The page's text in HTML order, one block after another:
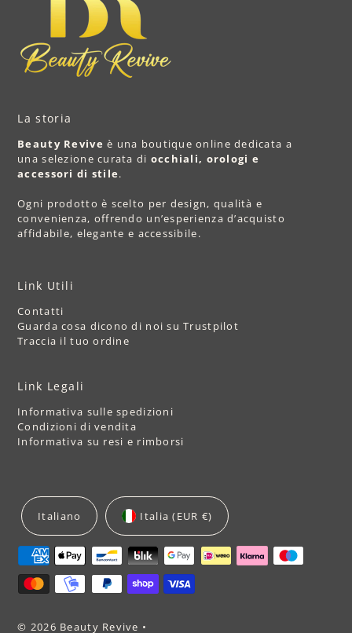
La storia
Beauty Revive è una boutique online dedicata a
una selezione curata di occhiali, orologi e
accessori di stile.
Ogni prodotto è scelto per design, qualità e
convenienza, offrendo un’esperienza d’acquisto
affidabile, elegante e accessibile.
Link Utili
Contatti
Guarda cosa dicono di noi su Trustpilot
Traccia il tuo ordine
Link Legali
Informativa sulle spedizioni
Condizioni di vendita
Informativa su resi e rimborsi
© 2026 Beauty Revive •
Italiano Italia (EUR €)